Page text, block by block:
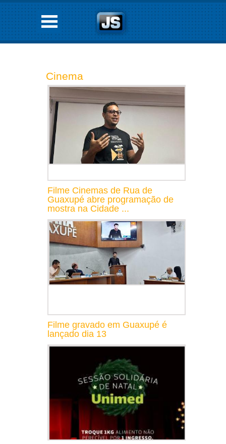
Cinema
Filme Cinemas de Rua de
Guaxupé abre programação de
mostra na Cidade ...
Filme gravado em Guaxupé é
lançado dia 13